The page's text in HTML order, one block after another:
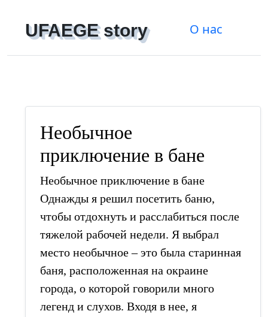
UFAEGE story О нас
Необычное
приключение в бане
Необычное приключение в бане
Однажды я решил посетить баню,
чтобы отдохнуть и расслабиться после
тяжелой рабочей недели. Я выбрал
место необычное – это была старинная
баня, расположенная на окраине
города, о которой говорили много
легенд и слухов. Входя в нее, я